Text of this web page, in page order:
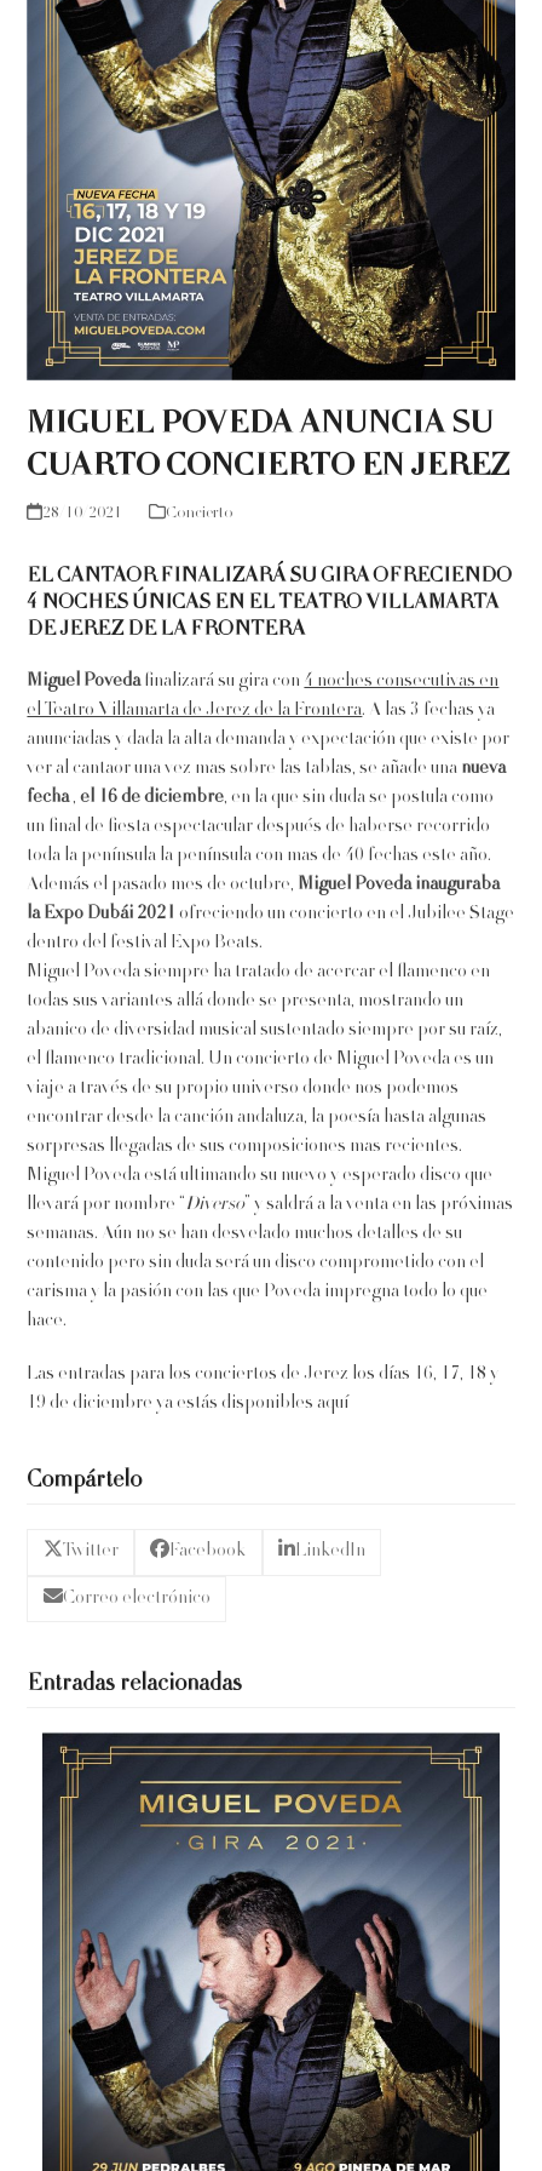
MIGUEL POVEDA ANUNCIA SU
CUARTO CONCIERTO EN JEREZ
28/10/2021 Concierto
EL CANTAOR FINALIZARÁ SU GIRA OFRECIENDO
4 NOCHES ÚNICAS EN EL TEATRO VILLAMARTA
DE JEREZ DE LA FRONTERA
Miguel Povedafinalizará su gira con4 noches consecutivas en
el Teatro Villamarta de Jerez de la Frontera. A las 3 fechas ya
anunciadas y dada la alta demanda y expectación que existe por
ver al cantaor una vez mas sobre las tablas, se añade una nueva
fecha,el 16 de diciembre, en la que sin duda se postula como
un final de fiesta espectacular después de haberse recorrido
toda la península la península con mas de 40 fechas este año.
Además el pasado mes de octubre, Miguel Poveda inauguraba
la Expo Dubái 2021ofreciendo un concierto en el Jubilee Stage
dentro del festival Expo Beats.
Miguel Poveda siempre ha tratado de acercar el flamenco en
todas sus variantes allá donde se presenta, mostrando un
abanico de diversidad musical sustentado siempre por su raíz,
el flamenco tradicional. Un concierto de Miguel Poveda es un
viaje a través de su propio universo donde nos podemos
encontrar desde la canción andaluza, la poesía hasta algunas
sorpresas llegadas de sus composiciones mas recientes.
Miguel Poveda está ultimando su nuevo y esperado disco que
llevará por nombre “ Diverso” y saldrá a la venta en las próximas
semanas. Aún no se han desvelado muchos detalles de su
contenido pero sin duda será un disco comprometido con el
carisma y la pasión con las que Poveda impregna todo lo que
hace.
Las entradas para los conciertos de Jerez los días 16, 17, 18 y
19 de diciembre ya estás disponibles aquí
Compártelo
Twitter Facebook LinkedIn
Correo electrónico
Entradas relacionadas